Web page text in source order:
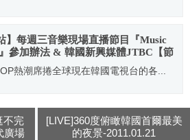
】每週三音樂現場直播節目『Music
參加辦法 & 韓國新興媒體JTBC【節
】
熱潮席捲全球現在韓國電視台的各...
不完
廣場
[LIVE]360度俯瞰韓國首爾最美
的夜景-2011.01.21